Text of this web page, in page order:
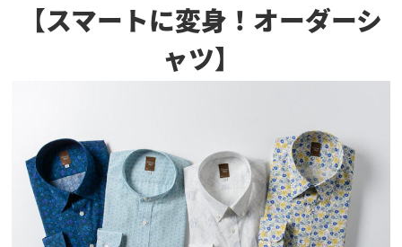
【スマートに変身！オーダーシ
ャツ】